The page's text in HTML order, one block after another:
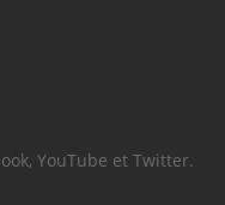
YouTube et Twitter.